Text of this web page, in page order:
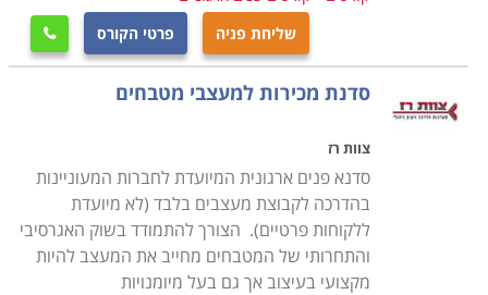
מילולית ושפת גוף. כל הנושאים נלמדים באופן מעשי תוך
ביצוע סימולציות בין המשתתפים וניתוחן. הסדנאות הן פנים
ארגוניות ומותאמות בדיוק לאותו ארגון או חברה ולצרכים
שלהם. הסדנה מדברת בצורה קונקרטית יותר ופחות כללית
בגלל ההתייחסות למוצרים הספציפים של החברה. איש
המקצוע לומד כיצד להציג מוצרים אלה, על מה לשים את
הדגש כשמציעים אותם למכירה ולמה להתייחס פחות, איך
לענות לשאלותיהם של הלקוחות באופן שיוכיח ידע ובקיאות
לגבי המוצרים.
שליחת פניה פרטי הקורס 
סדנת מכירות למעצבי מטבחים
צוות רז
סדנא פנים ארגונית המיועדת לחברות המעוניינות
בהדרכה לקבוצת מעצבים בלבד (לא מיועדת
ללקוחות פרטיים). הצורך להתמודד בשוק האגרסיבי
והתחרותי של המטבחים מחייב את המעצב להיות
מקצועי בעיצוב אך גם בעל מיומנויות